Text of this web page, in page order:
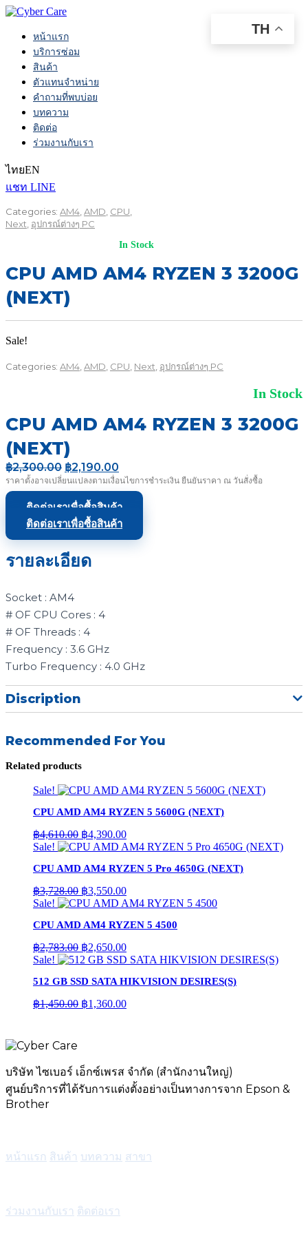
หน้าแรก
บริการซ่อม
สินค้า
ตัวแทนจำหน่าย
คำถามที่พบบ่อย
บทความ
ติดต่อ
ร่วมงานกับเรา
ไทยEN
แชท LINE
Categories: AM4 AMD CPU
Next อุปกรณ์ต่างๆ PC
In Stock
CPU AMD AM4 RYZEN 3 3200G
(NEXT)
Sale!
Categories: AM4,AMD, CPU, Next, อุปกรณ์ต่างๆ PC
In Stock
CPU AMD AM4 RYZEN 3 3200G
(NEXT)
฿2,300.00 Original
price
was:
฿2,300.00.
฿2,190.00
price
is:
฿2,190.00.
ราคาตั้งอาจเปลี่ยนแปลงตามเงื่อนไขการชำระเงิน ยืนยันราคา ณ วันสั่งซื้อ
ติดต่อเราเพื่อซื้อสินค้า
ติดต่อเราเพื่อซื้อสินค้า
รายละเอียด
Socket : AM4
# OF CPU Cores : 4
# OF Threads : 4
Frequency : 3.6 GHz
Turbo Frequency : 4.0 GHz
Discription
Recommended For You
Related products
Sale!
CPU AMD AM4 RYZEN 5 5600G (NEXT)
฿4,610.00 Original
price
฿4,610.00.
฿4,390.00Current
price
฿4,390.00.
Sale!
CPU AMD AM4 RYZEN 5 Pro 4650G (NEXT)
฿3,728.00 Original
price
฿3,728.00.
฿3,550.00Current
price
฿3,550.00.
Sale!
CPU AMD AM4 RYZEN 5 4500
฿2,783.00 Original
price
฿2,783.00.
฿2,650.00Current
price
฿2,650.00.
Sale!
512 GB SSD SATA HIKVISION DESIRES(S)
฿1,450.00 Original
฿1,360.00Current
บริษัท ไซเบอร์ เอ็กซ์เพรส จำกัด (สำนักงานใหญ่)
ศูนย์บริการที่ได้รับการแต่งตั้งอย่างเป็นทางการจาก Epson &
Brother
หน้าแรก สินค้า บทความ สาขา
ร่วมงานกับเรา ติดต่อเรา
TH